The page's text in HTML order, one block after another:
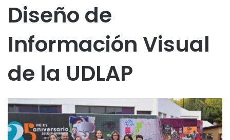
Diseño de
Información Visual
de la UDLAP